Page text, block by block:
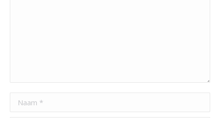
Naam *